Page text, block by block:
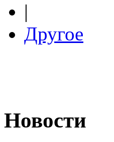
|
Другое
Новости